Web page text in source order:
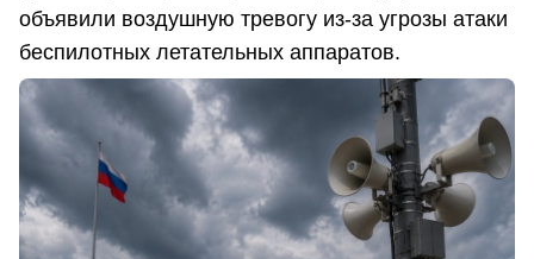
объявили воздушную тревогу из-за угрозы атаки
беспилотных летательных аппаратов.